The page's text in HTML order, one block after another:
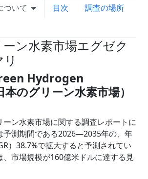
ついて 目次
調査の場所
ン水素市場エグゼク
Hydrogen
のグリーン水素市場）
ーン水素市場に関する調査レポートに
予測期間である2026―2035年の、年
）38.7%で拡大すると予測されてい
、市場規模が160億米ドルに達する見